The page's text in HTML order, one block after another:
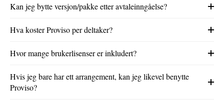
Kan jeg bytte versjon/pakke etter avtaleinngåelse?
Hva koster Proviso per deltaker?
Hvor mange brukerlisenser er inkludert?
Hvis jeg bare har ett arrangement, kan jeg likevel benytte
Proviso?